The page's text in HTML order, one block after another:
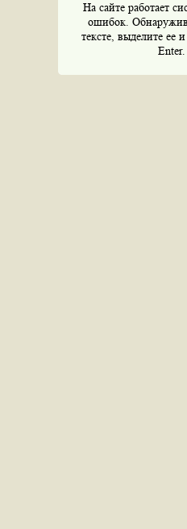
На сайте работает
ошибок. Обнаружив
тексте, выделите ее
Enter.